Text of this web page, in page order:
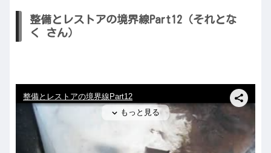
整備とレストアの境界線Part12（それとな
く さん）